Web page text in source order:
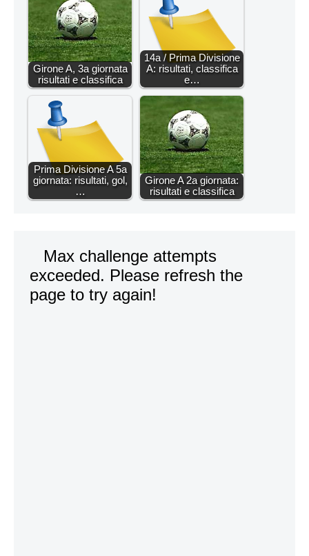
Girone A, 3a giornata
risultati e classifica
14a / Prima Divisione
A: risultati, classifica
e…
Prima Divisione A 5a
giornata: risultati, gol,
…
Girone A 2a giornata:
risultati e classifica